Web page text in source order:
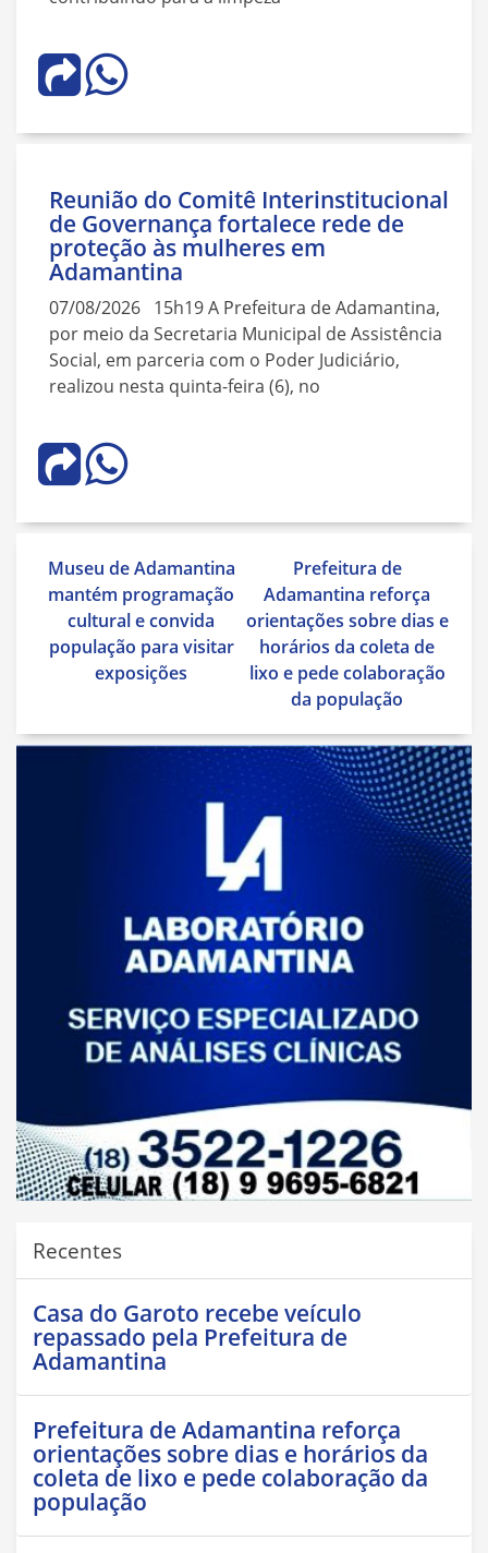
Reunião do Comitê Interinstitucional
de Governança fortalece rede de
proteção às mulheres em
Adamantina
07/08/2026 15h19 A Prefeitura de Adamantina,
por meio da Secretaria Municipal de Assistência
Social, em parceria com o Poder Judiciário,
realizou nesta quinta-feira (6), no
Navegação
de
Post
Museu de Adamantina
mantém programação
cultural e convida
população para visitar
exposições
Prefeitura de
Adamantina reforça
orientações sobre dias e
horários da coleta de
lixo e pede colaboração
da população
Recentes
Casa do Garoto recebe veículo
repassado pela Prefeitura de
Adamantina
Prefeitura de Adamantina reforça
orientações sobre dias e horários da
coleta de lixo e pede colaboração da
população